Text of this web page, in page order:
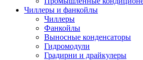
Чиллеры и фанкойлы
Чиллеры
Фанкойлы
Выносные конденсаторы
Гидромодули
Градирни и драйкулеры